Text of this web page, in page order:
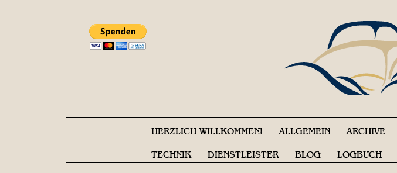
HERZLICH WILLKOMMEN! ALLGEMEIN ARCHIVE
TECHNIK DIENSTLEISTER BLOG LOGBUCH